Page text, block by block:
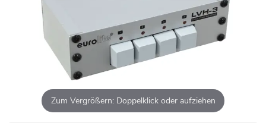
Zum Vergrößern: Doppelklick oder aufziehen